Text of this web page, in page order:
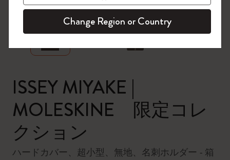
ISSEY MIYAKE |
MOLESKINE 限定コレ
クション
ハードカバー、超小型、無地、名刺ホルダー - 箱
今すぐ会員登録 !
Change Region or Country